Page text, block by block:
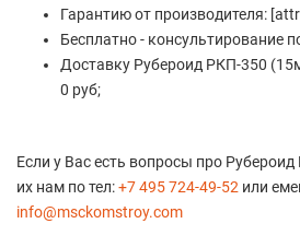
Гарантию от производителя:
Бесплатно - консультирование
Доставку Рубероид РКП-350
0 руб;
Если у Вас есть вопросы про
их нам по тел:+7 495 724-49-52 или
info@msckomstroy.com